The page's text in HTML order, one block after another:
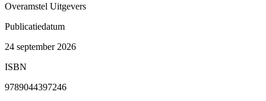
Overamstel Uitgevers
Publicatiedatum
24 september 2026
ISBN
9789044397246